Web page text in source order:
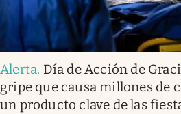
Alerta. Día de Acción de
gripe que causa millones de
un producto clave de las